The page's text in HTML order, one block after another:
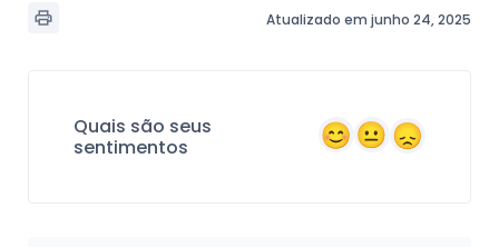
Atualizado em junho 24, 2025
Quais são seus
sentimentos